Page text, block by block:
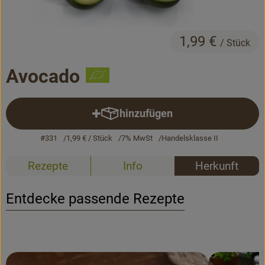
Alternativen zu ...
Büro&Kita
Avocado
1,99 € / Stück
hinzufügen
Produkt zum Warenkorb
#331 1,99 €/ Stück 7% MwSt Handelsklasse II
Rezepte Info Herkunft
Entdecke passende Rezepte